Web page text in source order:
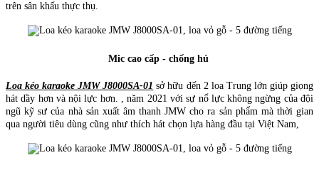
trên sân khấu thực thụ.
Mic cao cấp - chống hú
Loa kéo karaoke JMW J8000SA-01 sở hữu đến 2 loa Trung lớn giúp giọng
hát dầy hơn và nội lực hơn. , năm 2021 với sự nổ lực không ngừng của đội
ngũ kỹ sư của nhà sản xuất âm thanh JMW cho ra sản phẩm mà thời gian
qua người tiêu dùng cũng như thích hát chọn lựa hàng đầu tại Việt Nam,